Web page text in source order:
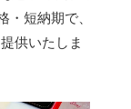
短納期で、
供いたしま